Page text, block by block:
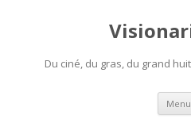
Du ciné, du gras, du grand
Menu